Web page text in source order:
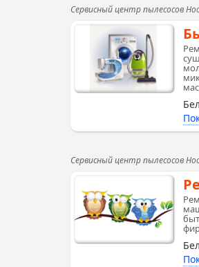
Сервисный центр пылесосов
Сервисный центр пылесосов